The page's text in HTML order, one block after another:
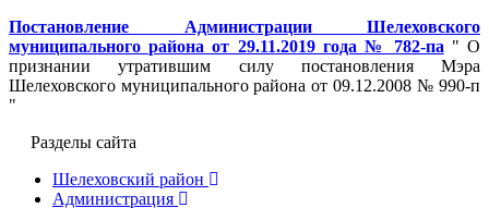
Постановление Администрации Шелеховского
муниципального района от 29.11.2019 года № 782-па " О
признании утратившим силу постановления Мэра
Шелеховского муниципального района от 09.12.2008 № 990-п
"
Разделы сайта
Шелеховский район
Администрация